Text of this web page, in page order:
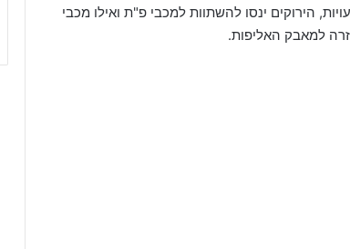
הירוקים ינסו להשתוות למכבי פ"ת ואילו מכבי
למאבק האליפות.